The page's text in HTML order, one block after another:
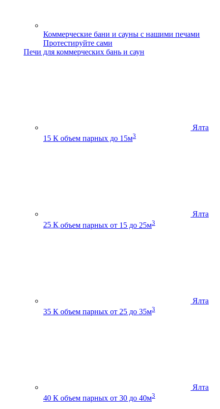
Коммерческие бани и сауны с нашими печами
Протестируйте сами
Печи для коммерческих бань и саун
Ялта
15 К объем парных до 15м3
Ялта
25 К объем парных от 15 до 25м3
Ялта
35 К объем парных от 25 до 35м3
Ялта
40 К объем парных от 30 до 40м3